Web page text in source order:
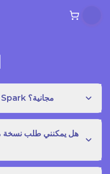
هل قراءة مكتبة مجتمع Story Spark مجانية؟
هل يمكنني طلب نسخة